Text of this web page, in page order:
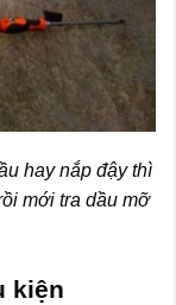
hay nắp đậy thì
mới tra dầu mỡ
kiện